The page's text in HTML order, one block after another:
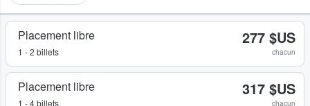
Placement libre
1 - 2 billets
277 $US
chacun
Placement libre
1 - 4 billets
317 $US
chacun